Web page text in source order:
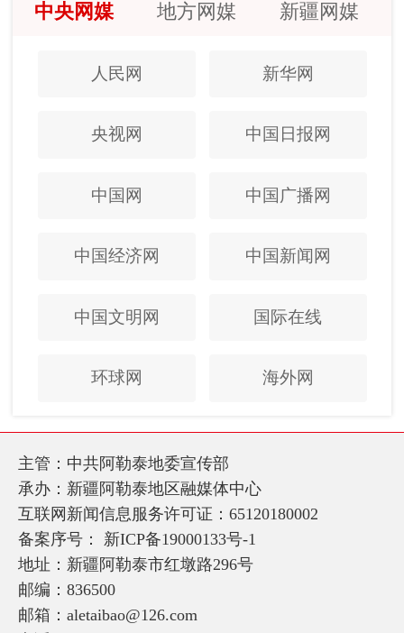
中央网媒 地方网媒 新疆网媒
人民网 新华网
央视网 中国日报网
中国网 中国广播网
中国经济网 中国新闻网
中国文明网 国际在线
环球网 海外网
主管：中共阿勒泰地委宣传部
承办：新疆阿勒泰地区融媒体中心
互联网新闻信息服务许可证：65120180002
备案序号： 新ICP备19000133号-1
地址：新疆阿勒泰市红墩路296号
邮编：836500
邮箱：aletaibao@126.com